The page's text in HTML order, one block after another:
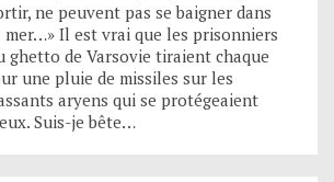
ne peuvent pas se baigner dans
mer…» Il est vrai que les prisonniers
ghetto de Varsovie tiraient chaque
une pluie de missiles sur les
aryens qui se protégeaient
Suis-je bête…